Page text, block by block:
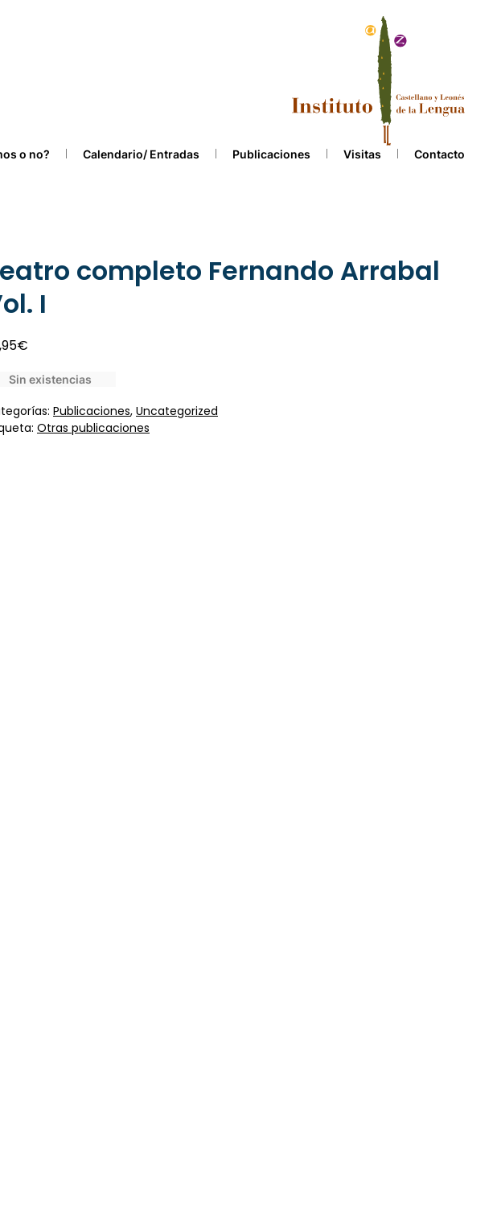
o no? Calendario/ Entradas Publicaciones Visitas Contacto
completo Fernando Arrabal
I
€
Sin existencias
Publicaciones, Uncategorized
Otras publicaciones